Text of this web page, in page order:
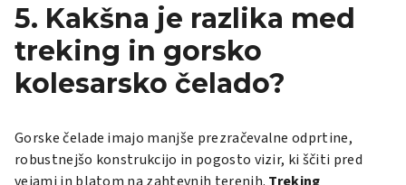
5. Kakšna je razlika med
treking in gorsko
kolesarsko čelado?
Gorske čelade imajo manjše prezračevalne odprtine,
robustnejšo konstrukcijo in pogosto vizir, ki ščiti pred